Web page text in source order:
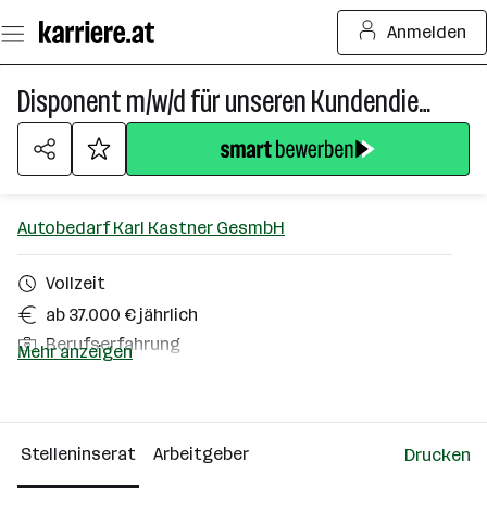
Seiteninhalt
springen
Anmelden
Disponent m/w/d für unseren Kundendienst
Autobedarf Karl Kastner GesmbH
Vollzeit
ab 37.000 € jährlich
Berufserfahrung
Über das Unternehmen
101 - 500 Mitarbeiter*innen
Mehr anzeigen
Stelleninserat Arbeitgeber Drucken